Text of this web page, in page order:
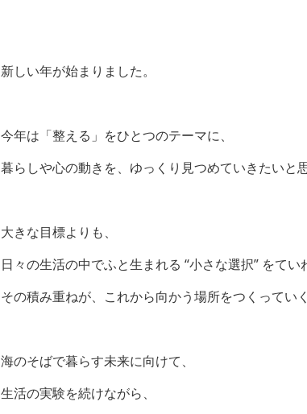
新しい年が始まりました。
今年は「整える」をひとつのテーマに、
暮らしや心の動きを、ゆっくり見つめていきたいと
大きな目標よりも、
日々の生活の中でふと生まれる “小さな選択” をてい
その積み重ねが、これから向かう場所をつくってい
海のそばで暮らす未来に向けて、
生活の実験を続けながら、